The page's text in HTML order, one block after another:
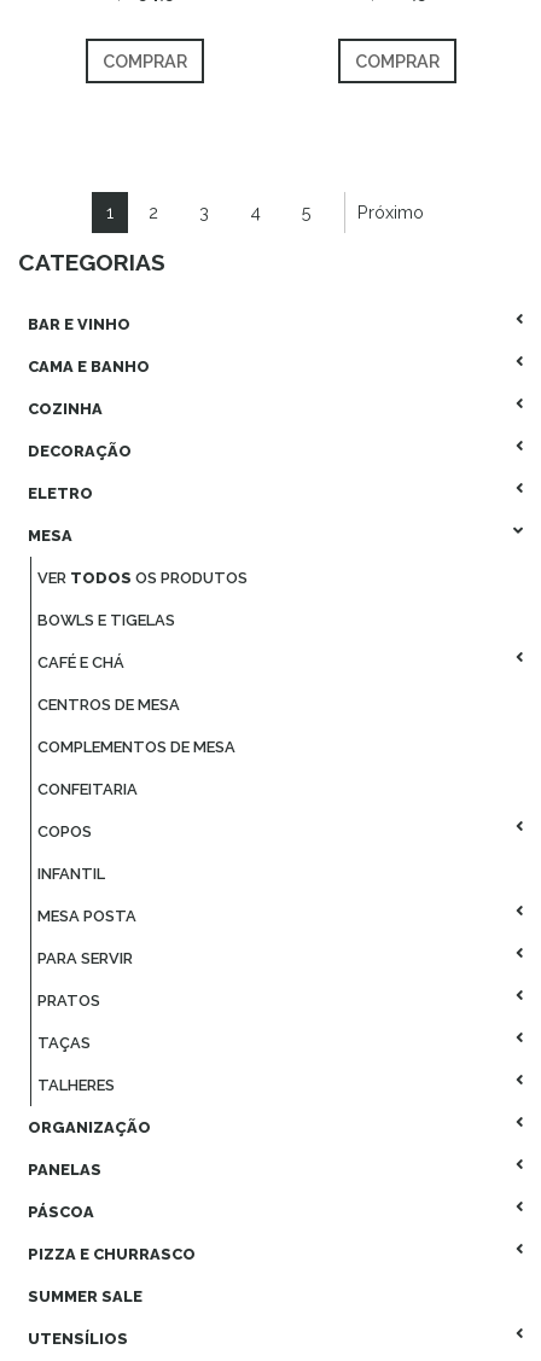
CATEGORIAS
BAR E VINHO
CAMA E BANHO
COZINHA
DECORAÇÃO
ELETRO
MESA
VER TODOS OS PRODUTOS
BOWLS E TIGELAS
CAFÉ E CHÁ
CENTROS DE MESA
COMPLEMENTOS DE MESA
CONFEITARIA
COPOS
INFANTIL
MESA POSTA
PARA SERVIR
PRATOS
TAÇAS
TALHERES
ORGANIZAÇÃO
PANELAS
PÁSCOA
PIZZA E CHURRASCO
SUMMER SALE
UTENSÍLIOS
COMPRAR COMPRAR
1 2 3 4 5 Próximo